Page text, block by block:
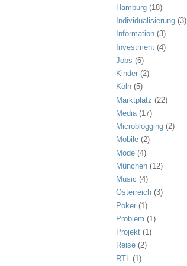
Hamburg (18)
Individualisierung (3)
Information (3)
Investment (4)
Jobs (6)
Kinder (2)
Köln (5)
Marktplatz (22)
Media (17)
Microblogging (2)
Mobile (2)
Mode (4)
München (12)
Music (4)
Österreich (3)
Poker (1)
Problem (1)
Projekt (1)
Reise (2)
RTL (1)